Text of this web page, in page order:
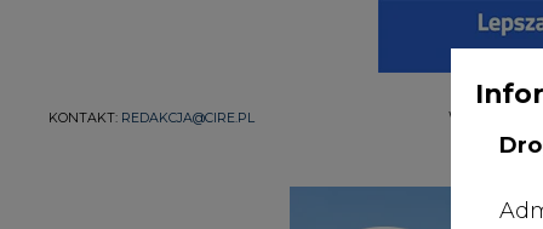
KONTAKT: REDAKCJA@CIRE.PL WYDAWCA